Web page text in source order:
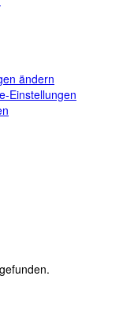
ändern
Einstellungen